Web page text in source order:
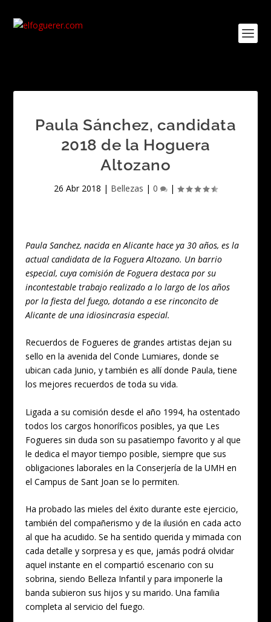
Paula Sánchez, candidata
2018 de la Hoguera
Altozano
26 Abr 2018 | Bellezas | 0 |
Paula Sanchez, nacida en Alicante hace ya 30 años, es la
actual candidata de la Foguera Altozano. Un barrio
especial, cuya comisión de Foguera destaca por su
incontestable trabajo realizado a lo largo de los años
por la fiesta del fuego, dotando a ese rinconcito de
Alicante de una idiosincrasia especial.
Recuerdos de Fogueres de grandes artistas dejan su
sello en la avenida del Conde Lumiares, donde se
ubican cada Junio, y también es allí donde Paula, tiene
los mejores recuerdos de toda su vida.
Ligada a su comisión desde el año 1994, ha ostentado
todos los cargos honoríficos posibles, ya que Les
Fogueres sin duda son su pasatiempo favorito y al que
le dedica el mayor tiempo posible, siempre que sus
obligaciones laborales en la Conserjería de la UMH en
el Campus de Sant Joan se lo permiten.
Ha probado las mieles del éxito durante este ejercicio,
también del compañerismo y de la ilusión en cada acto
al que ha acudido. Se ha sentido querida y mimada con
cada detalle y sorpresa y es que, jamás podrá olvidar
aquel instante en el compartió escenario con su
sobrina, siendo Belleza Infantil y para imponerle la
banda subieron sus hijos y su marido. Una familia
completa al servicio del fuego.